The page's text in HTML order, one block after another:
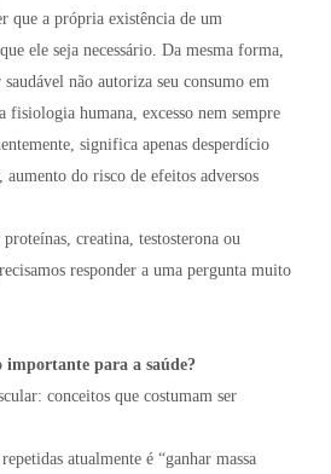
que a própria existência de um
ele seja necessário. Da mesma forma,
não autoriza seu consumo em
fisiologia humana, excesso nem sempre
significa apenas desperdício
aumento do risco de efeitos adversos
creatina, testosterona ou
responder a uma pergunta muito
importante para a saúde?
conceitos que costumam ser
atualmente é “ganhar massa